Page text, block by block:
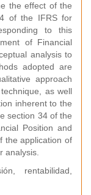
the effect of the
of the IFRS for
to this
of Financial
analysis to
adopted are
approach
as well
inherent to the
section 34 of the
Position and
the application of
analysis.
rentabilidad,